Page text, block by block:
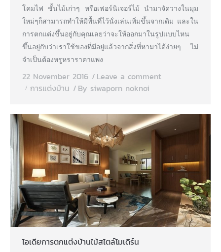
โคมไฟ ชั้นไม้เก่าๆ หรือเฟอร์นิเจอร์ไม้ นำมาจัดวางในมุม
ใหม่ๆก็สามารถทำให้มีพื้นที่ไว้นั่งเล่นเพิ่มขึ้นจากเดิม และใน
การตกแต่งขึ้นอยู่กับคุณเลยว่าจะให้ออกมาในรูปแบบไหน
ขึ้นอยู่กับว่าเราใช้ของที่มีอยู่แล้วจากสิ่งที่หามาได้ง่ายๆ ไม่
จำเป็นต้องหรูหราราคาแพง
22 November 2016
Leave a comment
การแต่งบ้าน
By siwaporn noknoi
ไอเดียการตกแต่งบ้านไม้สไตล์โมเดิร์น